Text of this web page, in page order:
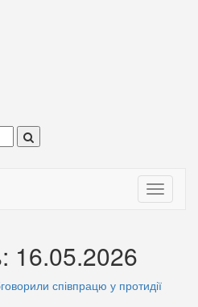
Toggle
16.05.2026